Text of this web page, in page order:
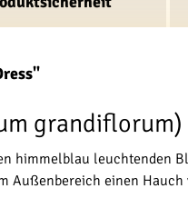
himmelblau leuchtenden
Außenbereich einen